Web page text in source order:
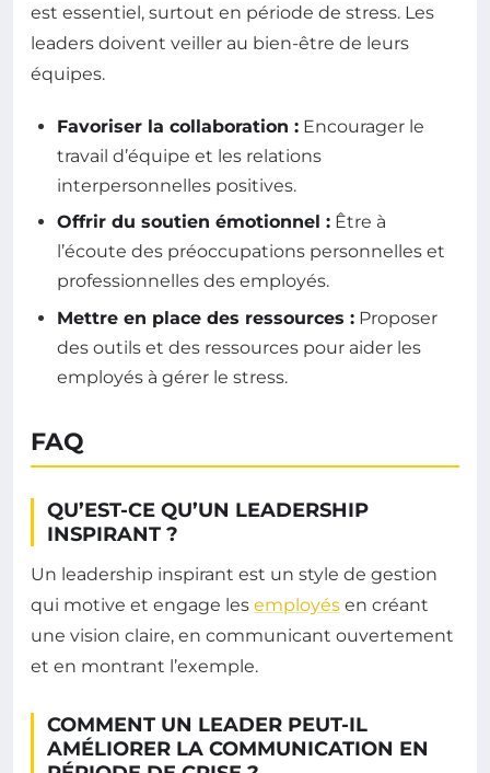
est essentiel, surtout en période de stress. Les
leaders doivent veiller au bien-être de leurs
équipes.
Favoriser la collaboration : Encourager le
travail d’équipe et les relations
interpersonnelles positives.
Offrir du soutien émotionnel : Être à
l’écoute des préoccupations personnelles et
professionnelles des employés.
Mettre en place des ressources : Proposer
des outils et des ressources pour aider les
employés à gérer le stress.
FAQ
QU’EST-CE QU’UN LEADERSHIP
INSPIRANT ?
Un leadership inspirant est un style de gestion
qui motive et engage les employés en créant
une vision claire, en communicant ouvertement
et en montrant l’exemple.
COMMENT UN LEADER PEUT-IL
AMÉLIORER LA COMMUNICATION EN